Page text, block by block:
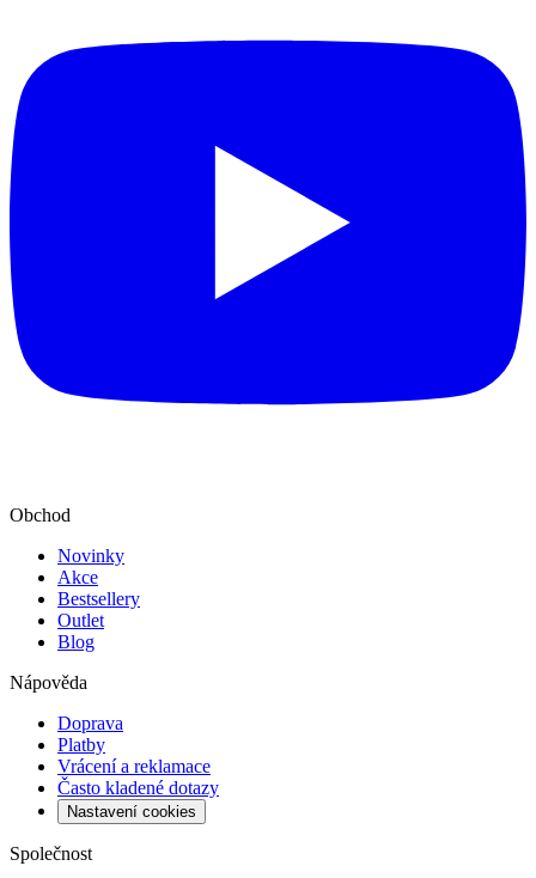
Obchod
Novinky
Akce
Bestsellery
Outlet
Blog
Nápověda
Doprava
Platby
Vrácení a reklamace
Často kladené dotazy
Nastavení cookies
Společnost